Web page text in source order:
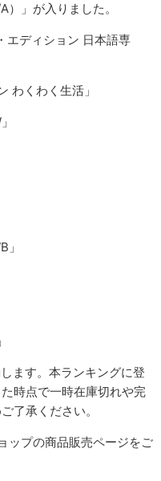
」が入りました。
エディション 日本語専
わくわく生活」
ます。本ランキングに登
時点で一時在庫切れや完
了承ください。
ップの商品販売ページをご